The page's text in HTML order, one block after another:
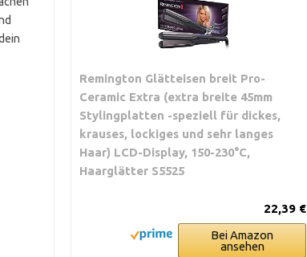
Remington Glätteisen breit Pro-
Ceramic Extra (extra breite 45mm
Stylingplatten -speziell für dickes,
krauses, lockiges und sehr langes
Haar) LCD-Display, 150-230°C,
Haarglätter S5525
22,39 €
Bei Amazon
ansehen